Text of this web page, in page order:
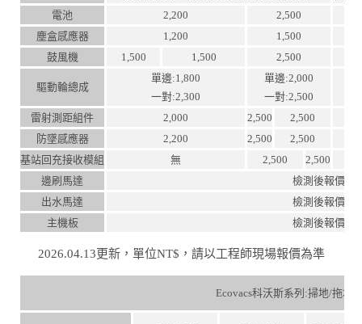
電池
2,200
2,500
塵盒感應器
1,200
1,500
鼓風機
1,500 1,500 2,500
驅動輪總成
單邊:1,800
一對:2,300
單邊:2,000
一對:2,500
雷射測距組件
2,000 2,500
2,500
防墜感應器
2,200 2,500
2,500
基站回充接收模組
無 2,500
2,500
邊刷馬達
檢測後報價
出水馬達
檢測後報價
主機板
檢測後報價
2026.04.13更新，單位NT$，請以工程師現場報價為準
Ecovacs科沃斯系列:掃地/拖地